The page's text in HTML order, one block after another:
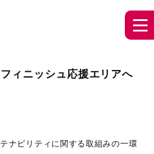
ィニッシュ応援エリアへ
ナビリティに関する取組みの一環